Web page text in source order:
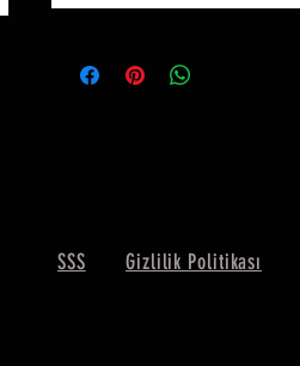
SSS Gizlilik Politikası